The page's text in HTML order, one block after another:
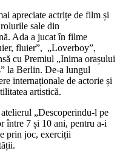
apreciate actrițe de film și
sale din
Ada a jucat în filme
fluier”, „Loverboy”,
cu Premiul „Inima orașului
la Berlin. De-a lungul
internaționale de actorie și
artistică.
„Descoperindu-l pe
între 7 și 10 ani, pentru a-i
prin joc, exerciții